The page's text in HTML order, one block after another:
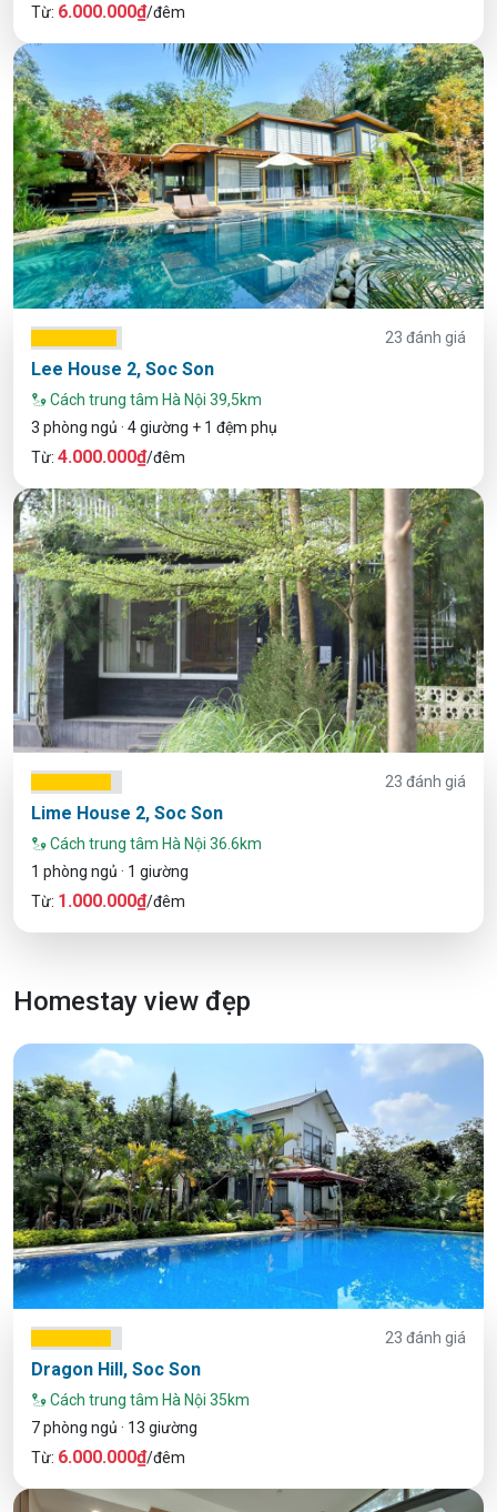
Từ: 6.000.000₫/đêm
23 đánh giá
Lee House 2, Soc Son
Cách trung tâm Hà Nội 39,5km
3 phòng ngủ · 4 giường + 1 đệm phụ
Từ: 4.000.000₫/đêm
23 đánh giá
Lime House 2, Soc Son
Cách trung tâm Hà Nội 36.6km
1 phòng ngủ · 1 giường
Từ: 1.000.000₫/đêm
Homestay view đẹp
23 đánh giá
Dragon Hill, Soc Son
Cách trung tâm Hà Nội 35km
7 phòng ngủ · 13 giường
Từ: 6.000.000₫/đêm